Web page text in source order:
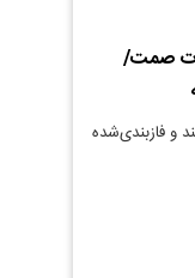
صمت/
و فازبندی‌شده